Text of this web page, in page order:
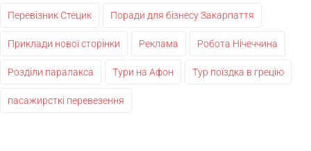
Перевізник Стецик Поради для бізнесу Закарпаття
Приклади нової сторінки Реклама Робота Нічеччина
Розділи паралакса Тури на Афон Тур поїздка в грецію
пасажирсткі перевезення